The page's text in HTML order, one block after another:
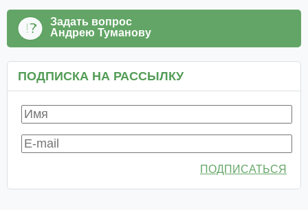
Задать вопрос
Андрею Туманову
ПОДПИСКА НА РАССЫЛКУ
ПОДПИСАТЬСЯ